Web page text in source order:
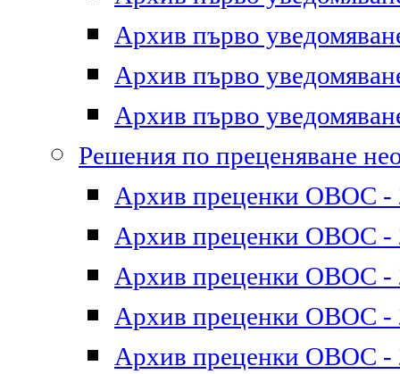
Архив първо
Архив първо
Архив първо
Решения по преценяване
Архив преценки ОВОС -
Архив преценки ОВОС -
Архив преценки ОВОС -
Архив преценки ОВОС -
Архив преценки ОВОС -